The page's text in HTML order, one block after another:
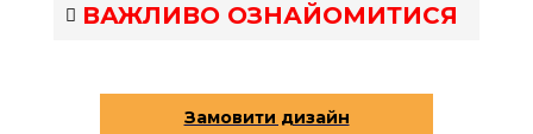
ВАЖЛИВО ОЗНАЙОМИТИСЯ